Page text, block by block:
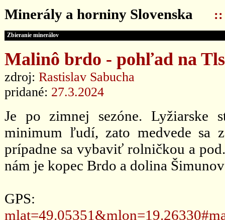
Minerály a horniny Slovenska ::
Zbieranie minerálov
Malinô brdo - pohľad na
zdroj: Rastislav Sabucha
pridané: 27.3.2024
Je po zimnej sezóne. Lyžiarske
minimum ľudí, zato medvede sa
prípadne sa vybaviť rolničkou a
nám je kopec Brdo a dolina